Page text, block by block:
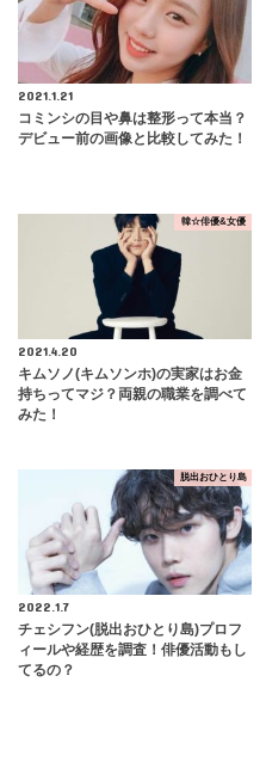
2021.1.21
コミンシの目や鼻は整形って本当？
デビュー前の画像と比較してみた！
韓☆俳優&女優
2021.4.20
キムソノ(キムソンホ)の実家はお金
持ちってマジ？両親の職業を調べて
みた！
脱出おひとり島
2022.1.7
チェシフン(脱出おひとり島)プロフ
ィールや経歴を調査！俳優活動もし
てるの？